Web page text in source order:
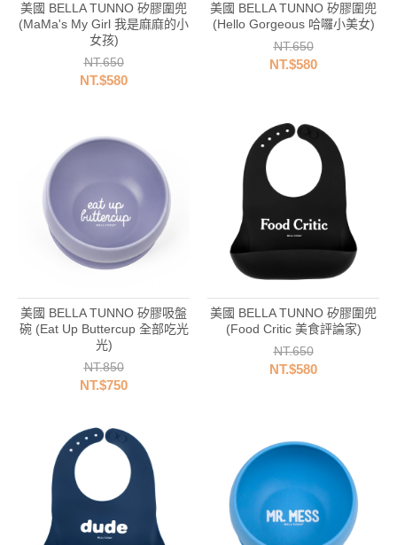
美國 BELLA TUNNO 矽膠圍兜
(MaMa's My Girl 我是麻麻的小
女孩)
NT.650
NT.$580
美國 BELLA TUNNO 矽膠圍兜
(Hello Gorgeous 哈囉小美女)
NT.650
NT.$580
美國 BELLA TUNNO 矽膠吸盤
碗 (Eat Up Buttercup 全部吃光
光)
NT.850
NT.$750
美國 BELLA TUNNO 矽膠圍兜
(Food Critic 美食評論家)
NT.650
NT.$580